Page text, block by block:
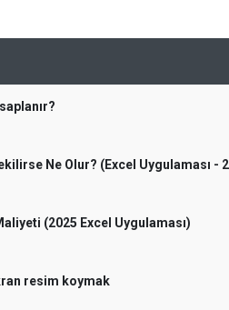
Ne Olur? (Excel Uygulaması -
(2025 Excel Uygulaması)
resim koymak